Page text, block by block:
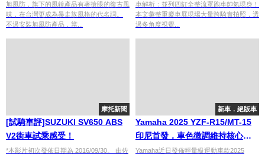
旭風防，旗下的風鏡產品有著搶眼的復古風
味，在台灣更成為暴走族風格的代名詞。
不過安裝旭風防產品，當...
度評測
車解析：並列四缸全整流罩跑車帥氣現身！
本文彙整重慶車展現場大量跨騎實拍照，透
過多角度視覺...
摩托新聞
[試騎車評]SUZUKI SV650 ABS
V2街車試乘感受！
*本影片初次發佈日期為 2016/09/30。 由佐
新車．絕版車
Yamaha 2025 YZF-R15/MT-15
印尼首發，車色微調維持核心配
置
Yamaha近日發佈輕量級運動車款2025